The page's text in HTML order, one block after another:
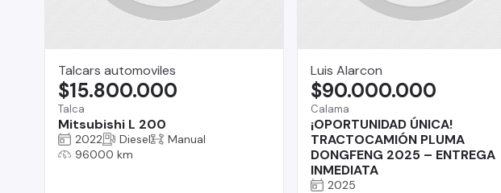
Talcars automoviles
Talca
Mitsubishi L 200
$15.800.000
2022 Diesel
Manual
96000 km
Luis Alarcon
Calama
¡OPORTUNIDAD ÚNICA!
TRACTOCAMIÓN PLUMA
DONGFENG 2025 – ENTREGA
INMEDIATA
$90.000.000
2025